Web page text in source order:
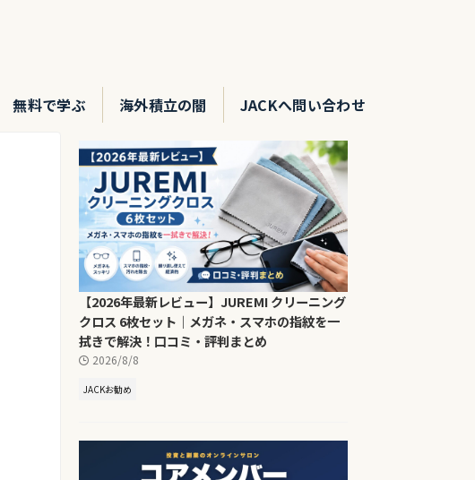
無料で学ぶ 海外積立の闇 JACKへ問い合わせ
【2026年最新レビュー】JUREMI クリーニング
クロス 6枚セット｜メガネ・スマホの指紋を一
拭きで解決！口コミ・評判まとめ
2026/8/8
JACKお勧め